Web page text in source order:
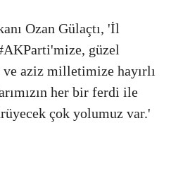
Ozan Gülaçtı, 'İl
güzel
ve aziz milletimize hayırlı
her bir ferdi ile
çok yolumuz var.'